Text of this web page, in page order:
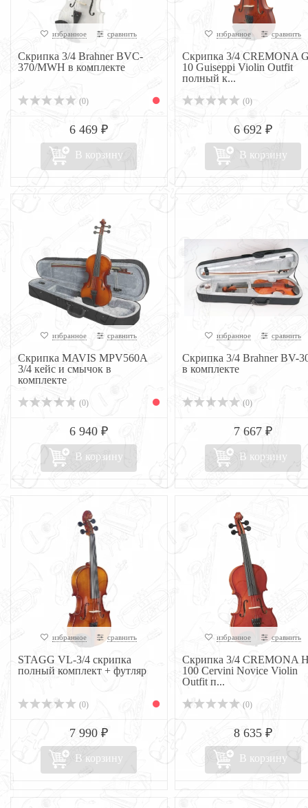
избранное сравнить
Скрипка 3/4 Brahner BVC-
370/MWH в комплекте
(0)
6 469 ₽
В корзину
избранное сравнить
Скрипка 3/4 CREMONA
10 Guiseppi Violin Outfit
полный к...
(0)
6 692 ₽
В корзину
избранное сравнить
Скрипка MAVIS MPV560A
3/4 кейс и смычок в
комплекте
(0)
6 940 ₽
В корзину
избранное сравнить
Скрипка 3/4 Brahner BV-
в комплекте
(0)
7 667 ₽
В корзину
избранное сравнить
STAGG VL-3/4 скрипка
полный комплект + футляр
(0)
7 990 ₽
В корзину
избранное сравнить
Скрипка 3/4 CREMONA
100 Cervini Novice Violin
Outfit п...
(0)
8 635 ₽
В корзину